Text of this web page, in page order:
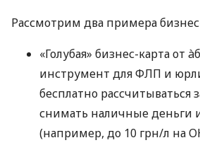
Рассмотрим два примера
«Голубая» бизнес-карта от
инструмент для ФЛП и
бесплатно рассчитываться
снимать наличные деньги
(например, до 10 грн/л на